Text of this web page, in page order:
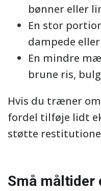
bønner eller
En stor
dampede
En mindre
brune ris,
Hvis du træner
fordel tilføje lidt
støtte
Små måltider